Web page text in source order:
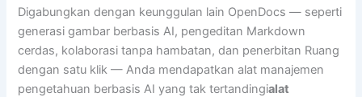
Digabungkan dengan keunggulan lain OpenDocs — seperti
generasi gambar berbasis AI, pengeditan Markdown
cerdas, kolaborasi tanpa hambatan, dan penerbitan Ruang
dengan satu klik — Anda mendapatkan alat manajemen
pengetahuan berbasis AI yang tak tertandingialat